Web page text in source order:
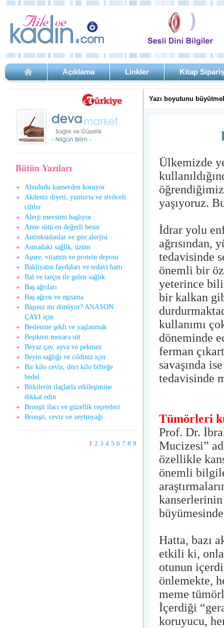
Açıklama Linkler Kitap
Bütün Yazıları
Ahududu kanserden koruyor
Akdeniz diyeti, yumurta ve sivilceli
ciltler
Alerji mevsimi başlıyor
Anne sütü en değerli besin
Antioksidanlar ve göz alerjisi
Asmadaki sağlìk, üzüm
Aşure, vitamin ve protein deposu
Bakliyatın faydaları ve tedavi hattı
Bal ve tarçın ile gelen sağlık
Baş ağrıları
Baş ağrısı ve egzama
Başınız mı dönüyor? ANASON
ÇAYI için
Beslenme şekli ve yaşlanmak
Beşikten mezara süt
Beyaz çay, ayva ve pekmez
Beyin sağlığı ve cildiniz için
Bir kilo ceviz, dört kilo bifteğe
bedel
Bitkilerin ilaçlarla etkileşimine
dikkat edin
Bronşit ilacı ve güzellik reçeteleri
Bronşit, ceviz ve zeytinyağı
1 2 3 4 5 6 7 8 9
Yazı boyutunu
Ülkemizde
yaşıyoruz.
İdrar yolu
ağrısından,
tedavisinde
önemli bir
yeterince
bir kalkan
kullanımı
döneminde
ferman
savaşında
tedavisinde
Tümörleri
Prof. Dr.
Mucizesi”
özellikle
önemli
Hatta, bazı
etkili ki,
otunun
önlemekte,
meme
İçerdiği
koruyucu,